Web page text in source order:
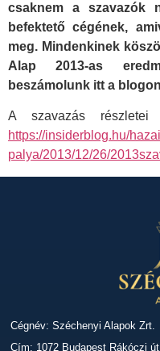
csaknem a szavazók
befektető cégének,
meg. Mindenkinek
Alap 2013-as
beszámolunk itt a
A szavazás
https://insiderblog.hu/
palya/2013/12/26/
Cégnév: Széchenyi Alapok Zrt.
Cím: 1072 Budapest Rákóczi